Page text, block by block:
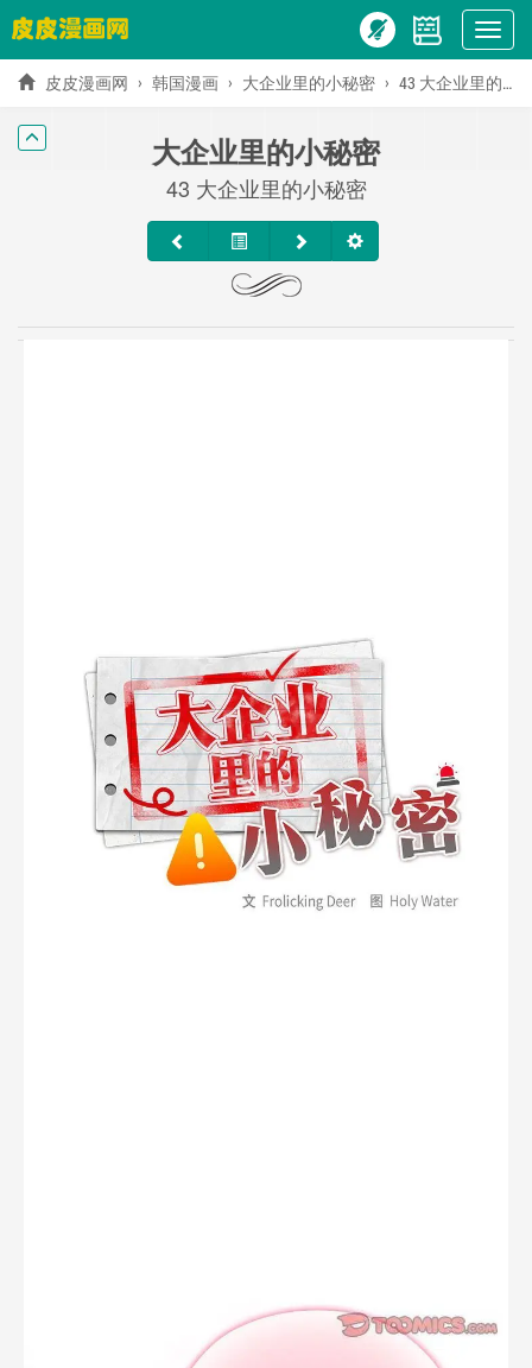
Show
menu
皮皮漫画网 韩国漫画 大企业里的小秘密 43 大企业里的小秘密
大企业里的小秘密
43 大企业里的小秘密